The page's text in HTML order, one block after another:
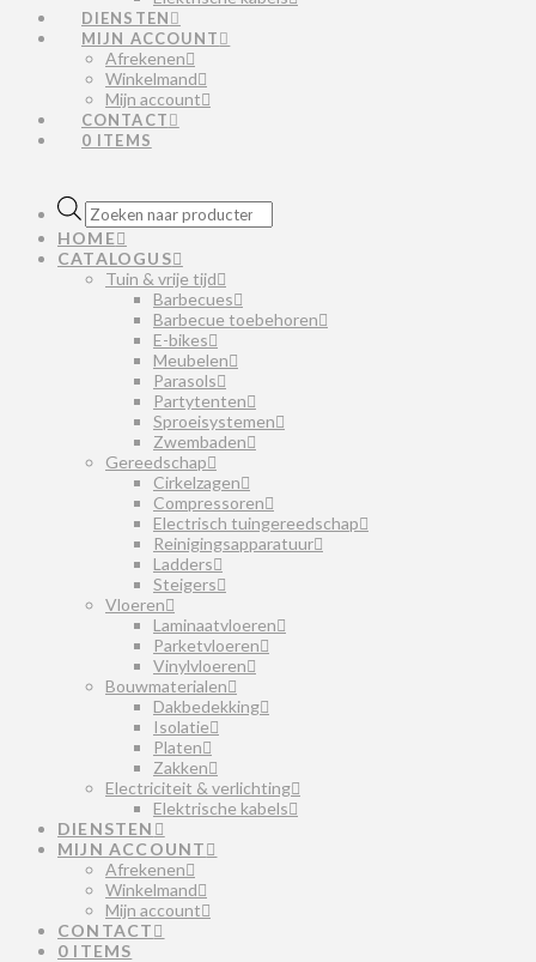
DIENSTEN
MIJN ACCOUNT
Afrekenen
Winkelmand
Mijn account
CONTACT
0 ITEMS
Producten
zoeken
HOME
CATALOGUS
Tuin & vrije tijd
Barbecues
Barbecue toebehoren
E-bikes
Meubelen
Parasols
Partytenten
Sproeisystemen
Zwembaden
Gereedschap
Cirkelzagen
Compressoren
Electrisch tuingereedschap
Reinigingsapparatuur
Ladders
Steigers
Vloeren
Laminaatvloeren
Parketvloeren
Vinylvloeren
Bouwmaterialen
Dakbedekking
Isolatie
Platen
Zakken
Electriciteit & verlichting
Elektrische kabels
DIENSTEN
MIJN ACCOUNT
Afrekenen
Winkelmand
Mijn account
CONTACT
0 ITEMS